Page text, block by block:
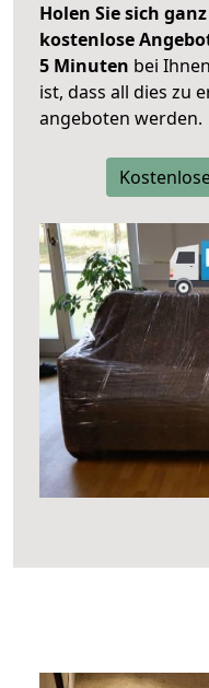
Holen Sie sich
kostenlose
5 Minuten bei
ist, dass all dies zu
angeboten werden.